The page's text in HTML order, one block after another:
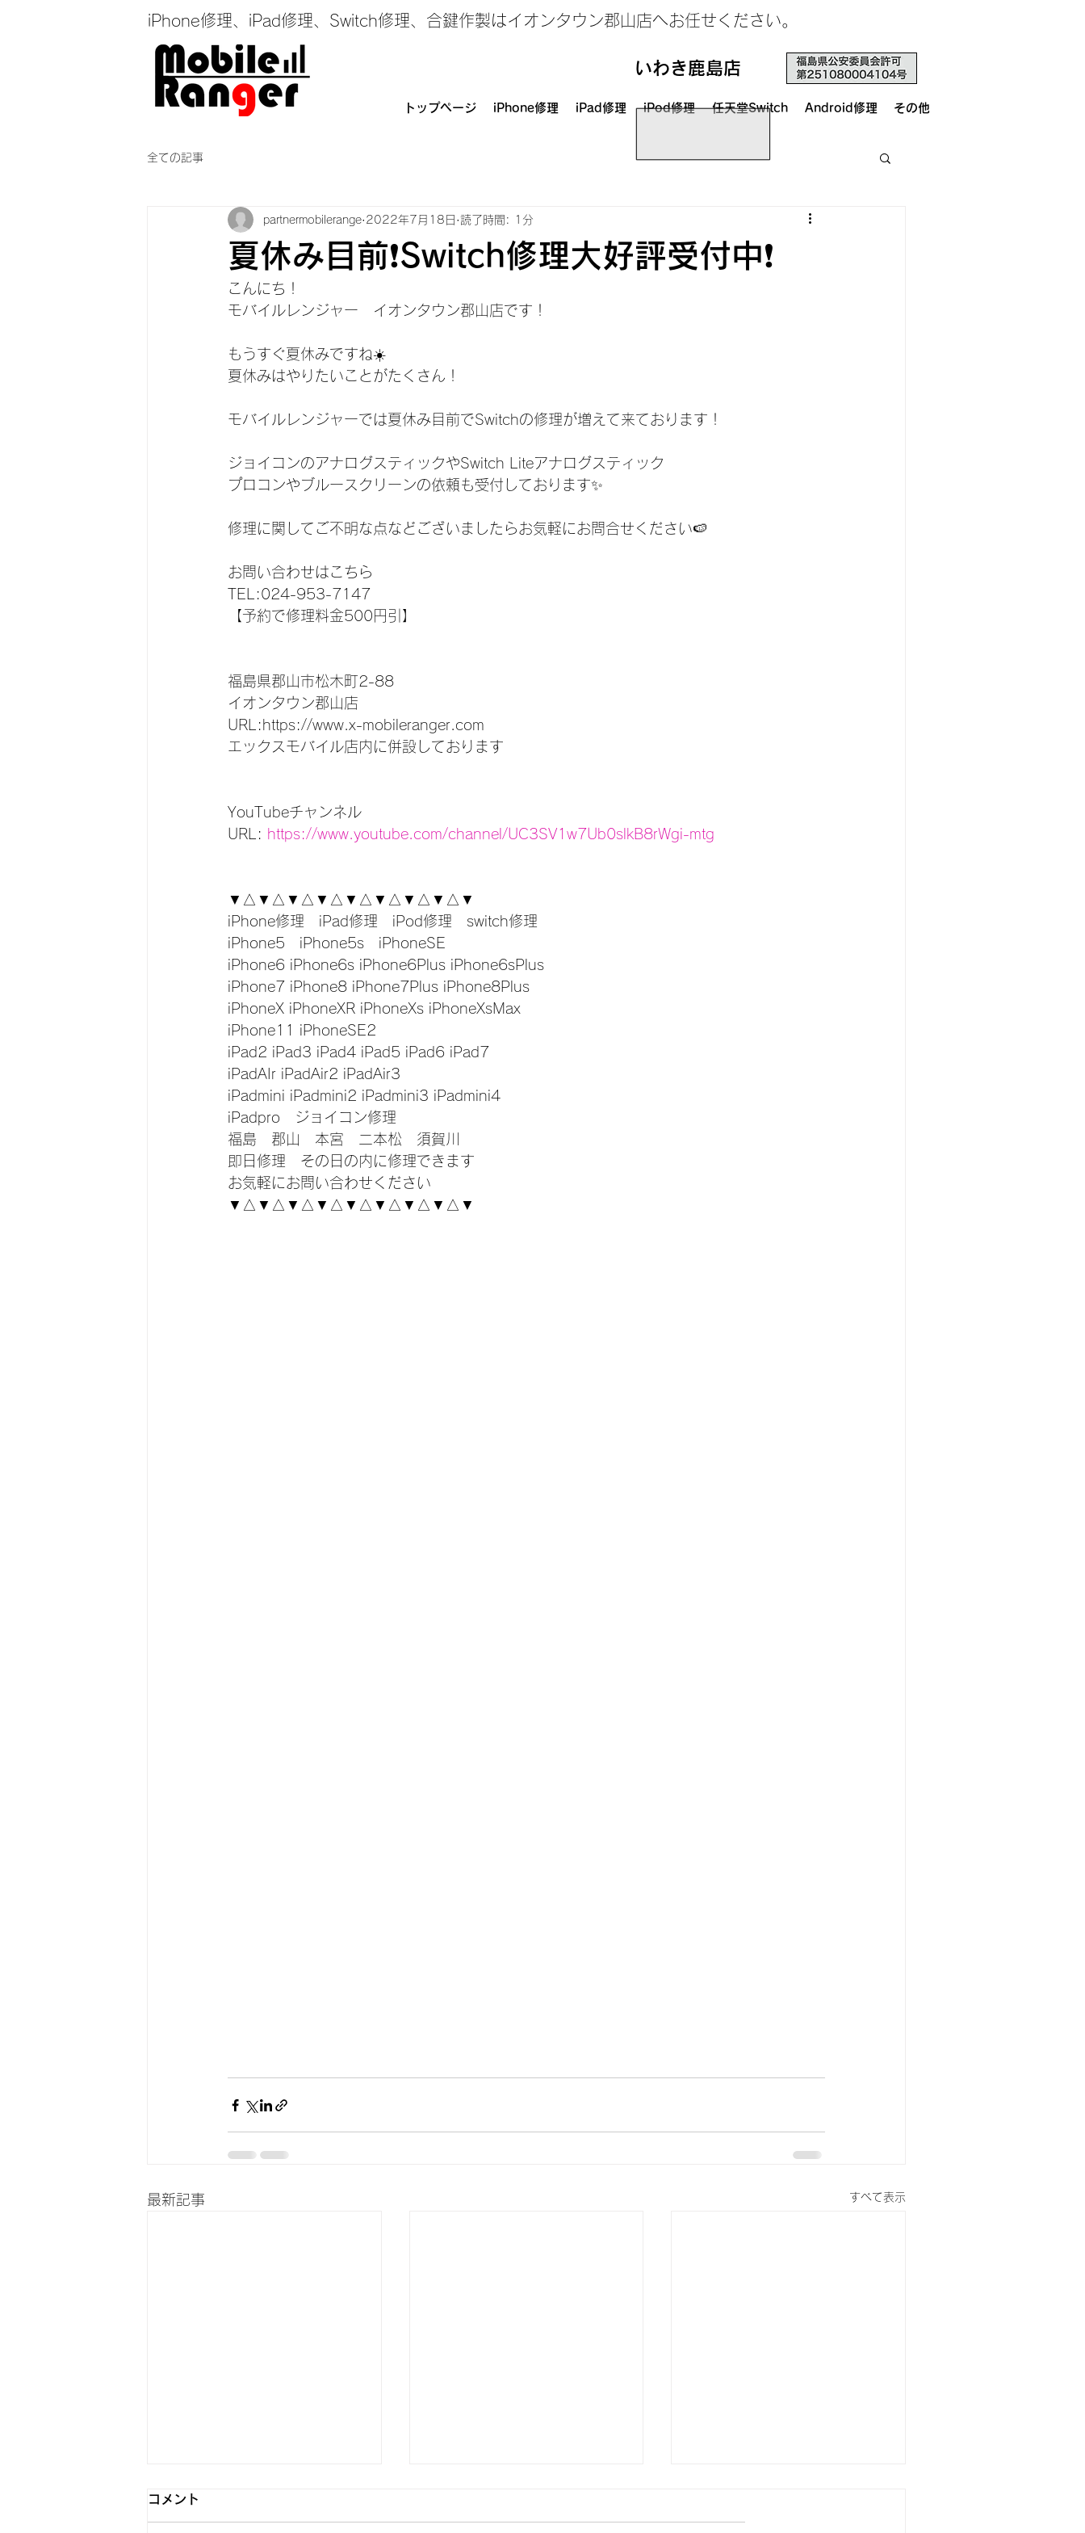
全ての記事
夏休み目前❗️Switch修理大好評受付中❗️
partnermobilerange 2022年7月18日 読了時間: 1分
こんにち！
モバイルレンジャー　イオンタウン郡山店です！
もうすぐ夏休みですね☀️
夏休みはやりたいことがたくさん！
モバイルレンジャーでは夏休み目前でSwitchの修理が増えて来ております！
ジョイコンのアナログスティックやSwitch Liteアナログスティック
プロコンやブルースクリーンの依頼も受付しております✨
修理に関してご不明な点などございましたらお気軽にお問合せください🍉
お問い合わせはこちら
TEL:024-953-7147
【予約で修理料金500円引】
福島県郡山市松木町2-88
イオンタウン郡山店
URL:https://www.x-mobileranger.com
エックスモバイル店内に併設しております
YouTubeチャンネル
URL: https://www.youtube.com/channel/UC3SV1w7Ub0slkB8rWgi-mtg
▼△▼△▼△▼△▼△▼△▼△▼△▼
iPhone修理　iPad修理　iPod修理　switch修理
iPhone5　iPhone5s　iPhoneSE
iPhone6 iPhone6s iPhone6Plus iPhone6sPlus
iPhone7 iPhone8 iPhone7Plus iPhone8Plus
iPhoneX iPhoneXR iPhoneXs iPhoneXsMax
iPhone11 iPhoneSE2
iPad2 iPad3 iPad4 iPad5 iPad6 iPad7
iPadAIr iPadAir2 iPadAir3
iPadmini iPadmini2 iPadmini3 iPadmini4
iPadpro　ジョイコン修理
福島　郡山　本宮　二本松　須賀川
即日修理　その日の内に修理できます
お気軽にお問い合わせください
▼△▼△▼△▼△▼△▼△▼△▼△▼
最新記事 すべて表示
6月5日 Switch2発売
コメント
iPhone修理、iPad修理、Switch修理、合鍵作製はイオンタウン郡山店へお任せください。
トップページ iPhone修理 iPad修理 iPod修理 任天堂Switch Android修理 その他
いわき鹿島店